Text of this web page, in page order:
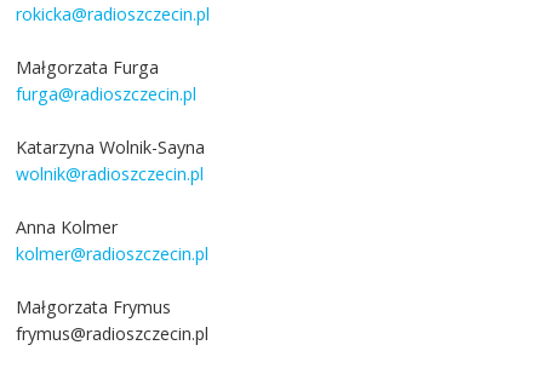
rokicka@radioszczecin.pl
Małgorzata Furga
furga@radioszczecin.pl
Katarzyna Wolnik-Sayna
wolnik@radioszczecin.pl
Anna Kolmer
kolmer@radioszczecin.pl
Małgorzata Frymus
frymus@radioszczecin.pl